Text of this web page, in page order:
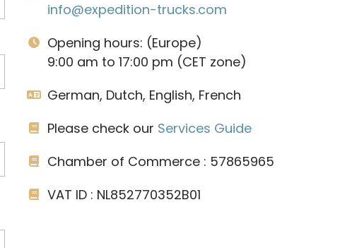
info@expedition-trucks.com
Opening hours: (Europe)
9:00 am to 17:00 pm (CET zone)
German, Dutch, English, French
Please check our Services Guide
Chamber of Commerce : 57865965
VAT ID : NL852770352B01